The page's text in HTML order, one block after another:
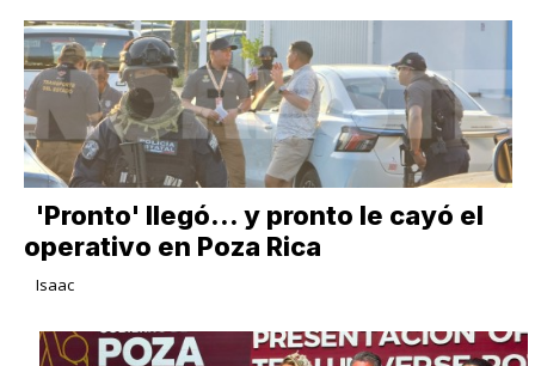
'Pronto' llegó... y pronto le cayó el
operativo en Poza Rica
Isaac